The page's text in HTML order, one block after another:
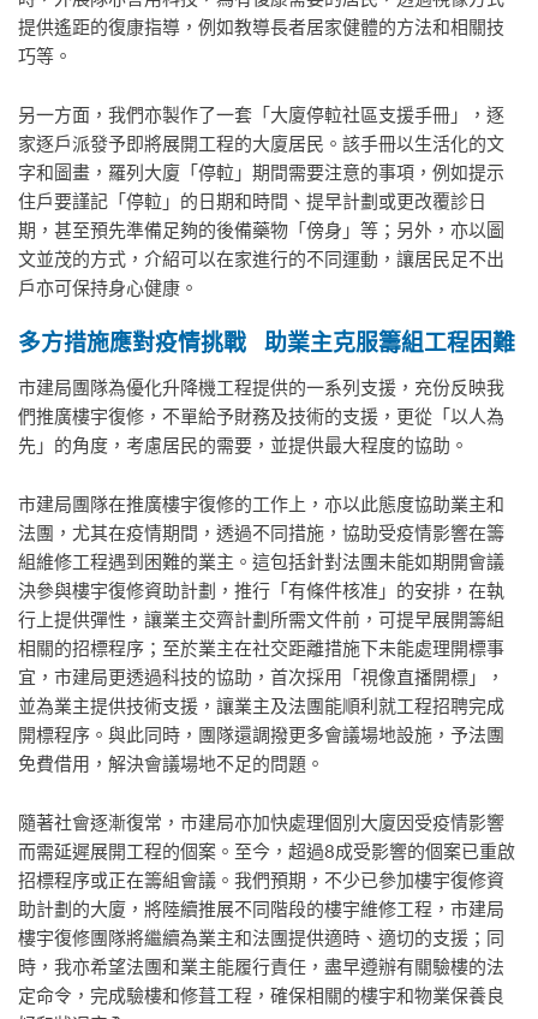
提供遙距的復康指導，例如教導長者居家健體的方法和相關技
巧等。
另一方面，我們亦製作了一套「大廈停𨋢社區支援手冊」，逐
家逐戶派發予即將展開工程的大廈居民。該手冊以生活化的文
字和圖畫，羅列大廈「停𨋢」期間需要注意的事項，例如提示
住戶要謹記「停𨋢」的日期和時間、提早計劃或更改覆診日
期，甚至預先準備足夠的後備藥物「傍身」等；另外，亦以圖
文並茂的方式，介紹可以在家進行的不同運動，讓居民足不出
戶亦可保持身心健康。
多方措施應對疫情挑戰 助業主克服籌組工程困難
市建局團隊為優化升降機工程提供的一系列支援，充份反映我
們推廣樓宇復修，不單給予財務及技術的支援，更從「以人為
先」的角度，考慮居民的需要，並提供最大程度的協助。
市建局團隊在推廣樓宇復修的工作上，亦以此態度協助業主和
法團，尤其在疫情期間，透過不同措施，協助受疫情影響在籌
組維修工程遇到困難的業主。這包括針對法團未能如期開會議
決參與樓宇復修資助計劃，推行「有條件核准」的安排，在執
行上提供彈性，讓業主交齊計劃所需文件前，可提早展開籌組
相關的招標程序；至於業主在社交距離措施下未能處理開標事
宜，市建局更透過科技的協助，首次採用「視像直播開標」，
並為業主提供技術支援，讓業主及法團能順利就工程招聘完成
開標程序。與此同時，團隊還調撥更多會議場地設施，予法團
免費借用，解決會議場地不足的問題。
隨著社會逐漸復常，市建局亦加快處理個別大廈因受疫情影響
而需延遲展開工程的個案。至今，超過8成受影響的個案已重啟
招標程序或正在籌組會議。我們預期，不少已參加樓宇復修資
助計劃的大廈，將陸續推展不同階段的樓宇維修工程，市建局
樓宇復修團隊將繼續為業主和法團提供適時、適切的支援；同
時，我亦希望法團和業主能履行責任，盡早遵辦有關驗樓的法
定命令，完成驗樓和修葺工程，確保相關的樓宇和物業保養良